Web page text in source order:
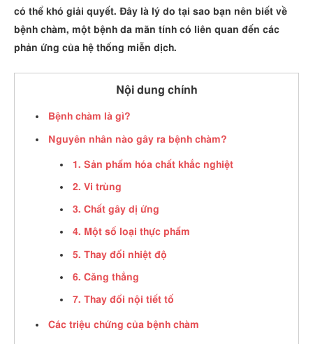
có thể khó giải quyết. Đây là lý do tại sao bạn nên biết về
bệnh chàm, một bệnh da mãn tính có liên quan đến các
phản ứng của hệ thống miễn dịch.
Nội dung chính
Bệnh chàm là gì?
Nguyên nhân nào gây ra bệnh chàm?
1. Sản phẩm hóa chất khắc nghiệt
2. Vi trùng
3. Chất gây dị ứng
4. Một số loại thực phẩm
5. Thay đổi nhiệt độ
6. Căng thẳng
7. Thay đổi nội tiết tố
Các triệu chứng của bệnh chàm